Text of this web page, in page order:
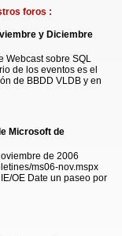
foros :
y Diciembre
Webcast sobre SQL
de los eventos es el
de BBDD VLDB y en
Microsoft de
de 2006
ms06-nov.mspx
OE Date un paseo por